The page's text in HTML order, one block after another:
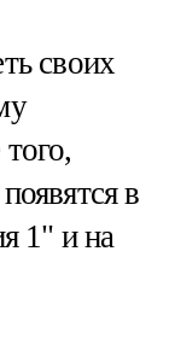
своих
в
1" и на